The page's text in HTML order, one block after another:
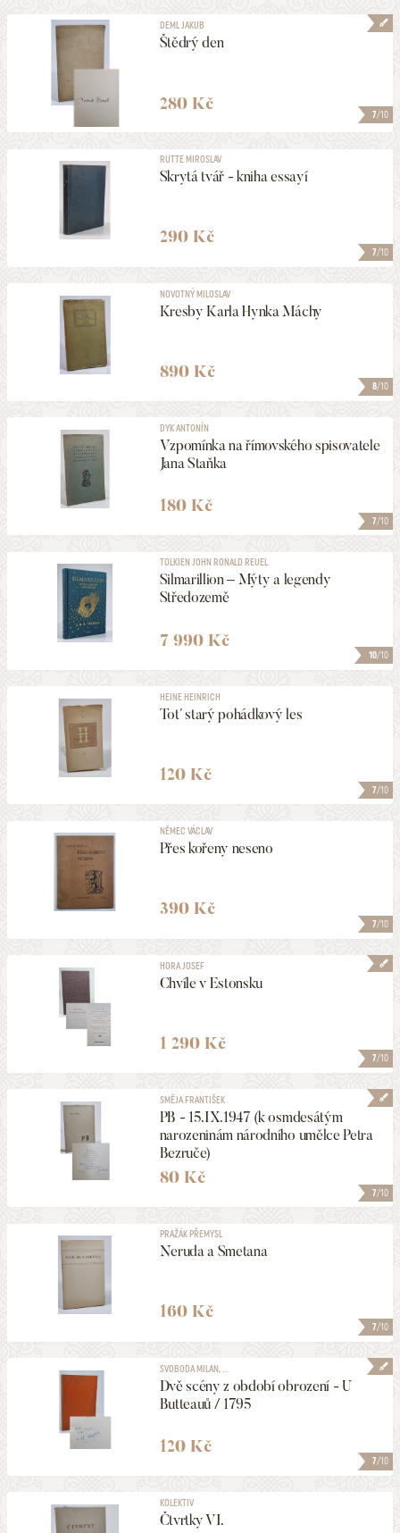
VYDÁNO V LETECH
99990 Kč
ZOBRAZOVAT KVALITU
ULOŽIT MEZI MÉ KATEGORIE
NALEZENO 180
7/10
DEML JAKUB
Štědrý den
280 Kč
7/10
RUTTE MIROSLAV
Skrytá tvář - kniha essayí
290 Kč
8/10
NOVOTNÝ MILOSLAV
Kresby Karla Hynka Máchy
890 Kč
7/10
DYK ANTONÍN
Vzpomínka na římovského spisovatele
Jana Staňka
180 Kč
10/10
TOLKIEN JOHN RONALD REUEL
Silmarillion – Mýty a legendy
Středozemě
7 990 Kč
7/10
HEINE HEINRICH
Toť starý pohádkový les
120 Kč
7/10
NĚMEC VÁCLAV
Přes kořeny neseno
390 Kč
7/10
HORA JOSEF
Chvíle v Estonsku
1 290 Kč
7/10
SMĚJA FRANTIŠEK
PB - 15.IX.1947 (k osmdesátým
narozeninám národního umělce Petra
Bezruče)
80 Kč
7/10
PRAŽÁK PŘEMYSL
Neruda a Smetana
160 Kč
7/10
SVOBODA MILAN, ...
Dvě scény z období obrození - U
Butteauů / 1795
120 Kč
KOLEKTIV
Čtvrtky VI.